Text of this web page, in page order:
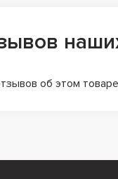
об этом